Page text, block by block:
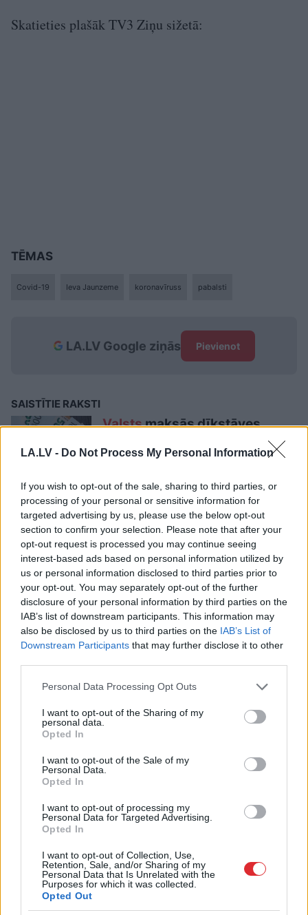
LA.LV - Do Not Process My Personal Information
If you wish to opt-out of the sale, sharing to third parties, or
processing of your personal or sensitive information for
targeted advertising by us, please use the below opt-out
section to confirm your selection. Please note that after your
opt-out request is processed you may continue seeing
interest-based ads based on personal information utilized by
us or personal information disclosed to third parties prior to
your opt-out. You may separately opt-out of the further
disclosure of your personal information by third parties on the
IAB’s list of downstream participants. This information may
also be disclosed by us to third parties on the IAB’s List of
Downstream Participants that may further disclose it to other
Please note that this website/app uses one or more Google
not limited to your visit or usage behaviour. You may click to
grant or deny consent to Google and its third-party tags to
use your data for below specified purposes in below Google
consent section.
Personal Data Processing Opt Outs
I want to opt-out of the Sharing of my
personal data.
Opted In
I want to opt-out of the Sale of my
Personal Data.
Opted In
I want to opt-out of processing my
Personal Data for Targeted Advertising.
Opted In
I want to opt-out of Collection, Use,
Retention, Sale, and/or Sharing of my
Personal Data that Is Unrelated with the
Purposes for which it was collected.
Opted Out
Skatieties plašāk TV3 Ziņu sižetā:
TĒMAS
Covid-19 Ieva Jaunzeme koronavīruss pabalsti
LA.LV Google ziņās Pievienot
SAISTĪTIE RAKSTI
Valstsmaksās dīkstāves
Zakatistovs:Būtiskākais ir
valdības atbalsts uzņēmējiem,
lai viņiem nav jāatlaiž
darbinieki
Māris Zanders: Nevar apturēt
vīrusu, nodrukājot naudu
LA.LV aicina portāla lietotājus, rakstot komentārus, ievērot
pieklājību, nekurināt naidu un iztikt bez rupjībām.
Skatīt komentārus (1)
LASĪTĀKIE
Ārstinosauc četrus augļus ar kuru ēšanu
pēc 45 gadu vecuma nevajadzētu pārlieku
aizrauties
Armands Puče: “Skaidrs, ka tas ir
sarunāts “veikals”! Bet vai jūs domājat, ka
visi Latvijā ir muļķi?”